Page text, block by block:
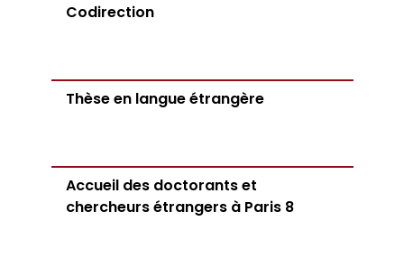
Codirection
Thèse en langue étrangère
Accueil des doctorants et
chercheurs étrangers à Paris 8